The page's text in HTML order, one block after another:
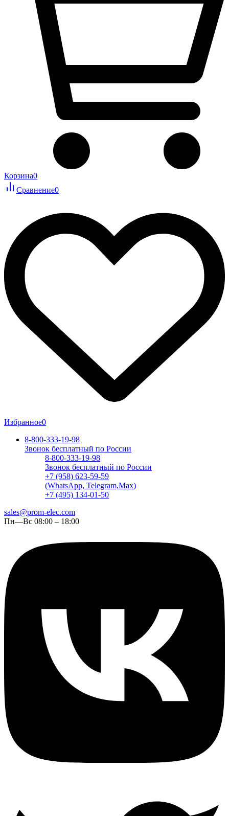
Корзина0
Сравнение0
Избранное0
8-800-333-19-98
Звонок бесплатный по России
8-800-333-19-98
Звонок бесплатный по России
+7 (958) 623-59-59
(WhatsApp, Telegram,Max)
+7 (495) 134-01-50
sales@prom-elec.com
Пн—Вс 08:00 – 18:00